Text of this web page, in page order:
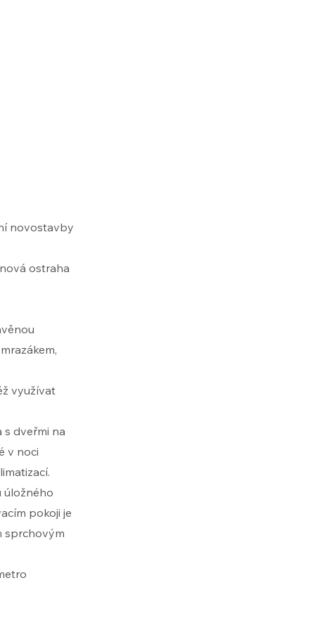
novostavby
ostraha
využívat
s dveřmi na
v noci
úložného
pokoji je
sprchovým